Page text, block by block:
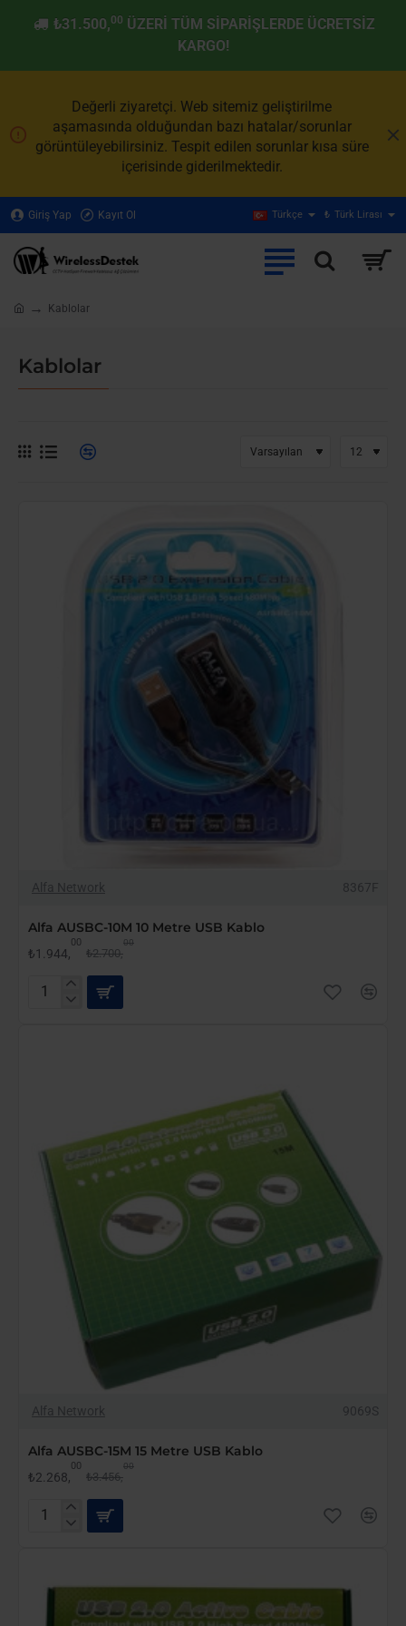
₺31.500,00 ÜZERI TÜM SIPARIŞLERDE ÜCRETSIZ
KARGO!
Değerli ziyaretçi. Web sitemiz geliştirilme
aşamasında olduğundan bazı hatalar/sorunlar
görüntüleyebilirsiniz. Tespit edilen sorunlar kısa süre
içerisinde giderilmektedir.
Giriş Yap Kayıt Ol Türkçe ₺ Türk Lirası
Kablolar
Kablolar
-28%
Alfa Network 8367F
Alfa AUSBC-10M 10 Metre USB Kablo
₺1.944,
00
₺2.700,
00
Alfa
-34%
Alfa Network 9069S
Alfa AUSBC-15M 15 Metre USB Kablo
₺2.268,
00
₺3.456,
00
Alfa
Metre